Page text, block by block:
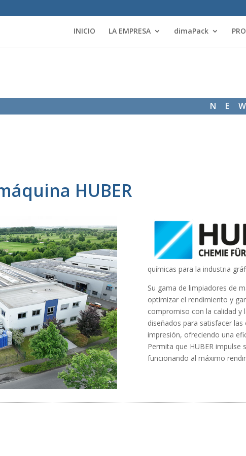
INICIO LA EMPRESA dimaPack
HUBER
químicas para la industria
Su gama de limpiadores de
optimizar el rendimiento y
compromiso con la calidad y
diseñados para satisfacer
impresión, ofreciendo una
Permita que HUBER impulse
funcionando al máximo